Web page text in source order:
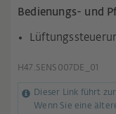
Bedienungs- und
H47.SENS007DE_01
Dieser Link führt
Wenn Sie eine